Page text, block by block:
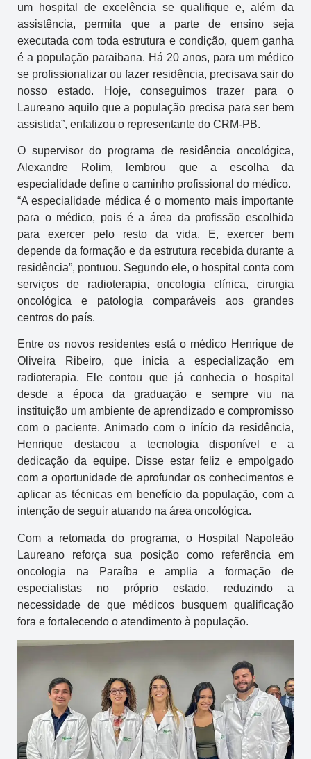
um hospital de excelência se qualifique e, além da
assistência, permita que a parte de ensino seja
executada com toda estrutura e condição, quem ganha
é a população paraibana. Há 20 anos, para um médico
se profissionalizar ou fazer residência, precisava sair do
nosso estado. Hoje, conseguimos trazer para o
Laureano aquilo que a população precisa para ser bem
assistida”, enfatizou o representante do CRM-PB.
O supervisor do programa de residência oncológica,
Alexandre Rolim, lembrou que a escolha da
especialidade define o caminho profissional do médico.
“A especialidade médica é o momento mais importante
para o médico, pois é a área da profissão escolhida
para exercer pelo resto da vida. E, exercer bem
depende da formação e da estrutura recebida durante a
residência”, pontuou. Segundo ele, o hospital conta com
serviços de radioterapia, oncologia clínica, cirurgia
oncológica e patologia comparáveis aos grandes
centros do país.
Entre os novos residentes está o médico Henrique de
Oliveira Ribeiro, que inicia a especialização em
radioterapia. Ele contou que já conhecia o hospital
desde a época da graduação e sempre viu na
instituição um ambiente de aprendizado e compromisso
com o paciente. Animado com o início da residência,
Henrique destacou a tecnologia disponível e a
dedicação da equipe. Disse estar feliz e empolgado
com a oportunidade de aprofundar os conhecimentos e
aplicar as técnicas em benefício da população, com a
intenção de seguir atuando na área oncológica.
Com a retomada do programa, o Hospital Napoleão
Laureano reforça sua posição como referência em
oncologia na Paraíba e amplia a formação de
especialistas no próprio estado, reduzindo a
necessidade de que médicos busquem qualificação
fora e fortalecendo o atendimento à população.